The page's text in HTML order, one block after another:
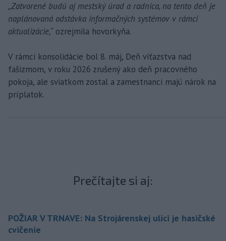
„Zatvorené budú aj mestský úrad a radnica, na tento deň je
naplánovaná odstávka informačných systémov v rámci
aktualizácie,“ ozrejmila hovorkyňa.
V rámci konsolidácie bol 8. máj, Deň víťazstva nad
fašizmom, v roku 2026 zrušený ako deň pracovného
pokoja, ale sviatkom zostal a zamestnanci majú nárok na
príplatok.
Prečítajte si aj:
POŽIAR V TRNAVE: Na Strojárenskej ulici je hasičské
cvičenie